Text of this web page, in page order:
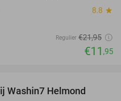
8.8 star
Regulier €21,95
€11 ,95
Washin7 Helmond